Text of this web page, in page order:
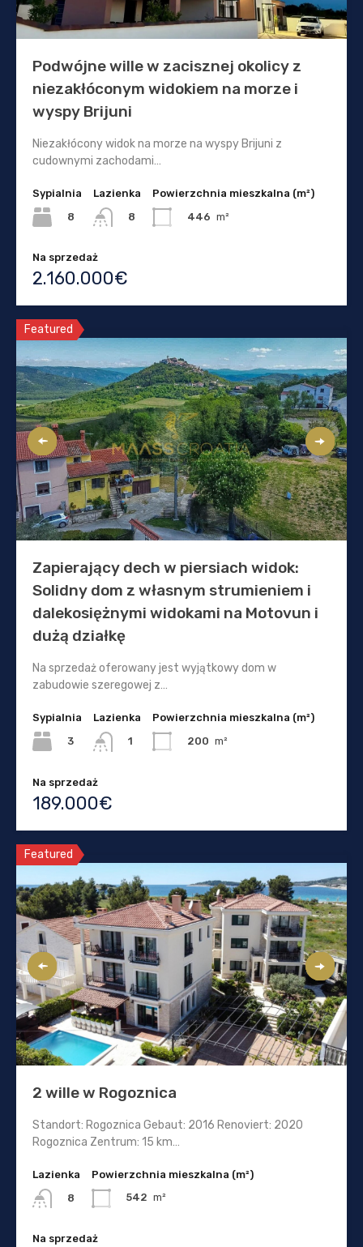
Podwójne wille w zacisznej okolicy z
niezakłóconym widokiem na morze i
wyspy Brijuni
Niezakłócony widok na morze na wyspy Brijuni z
cudownymi zachodami…
Sypialnia
8
Lazienka
8
Powierzchnia mieszkalna (m²)
446 m²
Na sprzedaż
2.160.000€
Featured
Zapierający dech w piersiach widok:
Solidny dom z własnym strumieniem i
dalekosiężnymi widokami na Motovun i
dużą działkę
Na sprzedaż oferowany jest wyjątkowy dom w
zabudowie szeregowej z…
Sypialnia
3
Lazienka
1
Powierzchnia mieszkalna (m²)
200 m²
Na sprzedaż
189.000€
Featured
2 wille w Rogoznica
Standort: Rogoznica Gebaut: 2016 Renoviert: 2020
Rogoznica Zentrum: 15 km…
Lazienka
8
Powierzchnia mieszkalna (m²)
542 m²
Na sprzedaż